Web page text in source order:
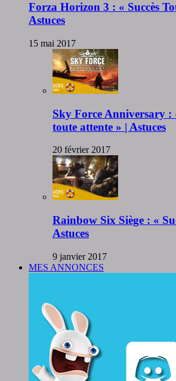
Forza Horizon 3 : « Succès
Astuces
15 mai 2017
Sky Force Anniversary :
toute attente » | Astuces
20 février 2017
Rainbow Six Siège : «
Astuces
9 janvier 2017
MES ANNONCES